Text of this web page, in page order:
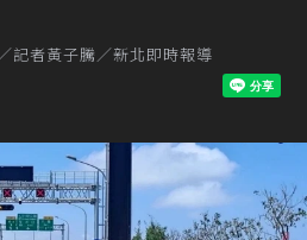
記者黃子騰／新北即時報導